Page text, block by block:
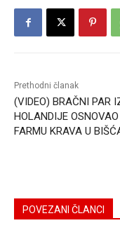
Prethodni članak
(VIDEO) BRAČNI PAR
HOLANDIJE OSNOVAO
FARMU KRAVA U
POVEZANI ČLANCI